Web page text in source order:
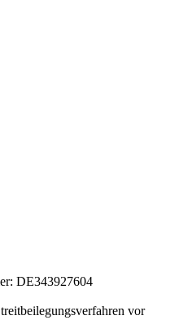
DE343927604
vor